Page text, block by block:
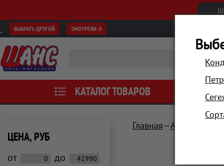
ВЫБРАТЬ ДРУГОЙ СМОТРЕЛИ:0
КАТАЛОГ ТОВАРОВ АКЦИИ
ЦЕНА, РУБ
от до
Главная Автотовары,